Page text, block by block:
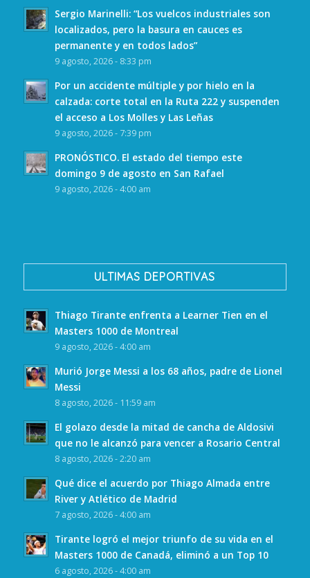
Sergio Marinelli: “Los vuelcos industriales son
localizados, pero la basura en cauces es
permanente y en todos lados”
9 agosto, 2026 - 8:33 pm
Por un accidente múltiple y por hielo en la
calzada: corte total en la Ruta 222 y suspenden
el acceso a Los Molles y Las Leñas
9 agosto, 2026 - 7:39 pm
PRONÓSTICO. El estado del tiempo este
domingo 9 de agosto en San Rafael
9 agosto, 2026 - 4:00 am
ULTIMAS DEPORTIVAS
Thiago Tirante enfrenta a Learner Tien en el
Masters 1000 de Montreal
9 agosto, 2026 - 4:00 am
Murió Jorge Messi a los 68 años, padre de Lionel
Messi
8 agosto, 2026 - 11:59 am
El golazo desde la mitad de cancha de Aldosivi
que no le alcanzó para vencer a Rosario Central
8 agosto, 2026 - 2:20 am
Qué dice el acuerdo por Thiago Almada entre
River y Atlético de Madrid
7 agosto, 2026 - 4:00 am
Tirante logró el mejor triunfo de su vida en el
Masters 1000 de Canadá, eliminó a un Top 10
6 agosto, 2026 - 4:00 am